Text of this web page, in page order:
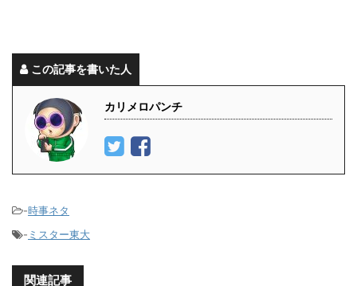
この記事を書いた人
カリメロパンチ
-時事ネタ
- ミスター東大
関連記事